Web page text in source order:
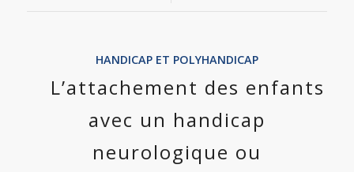
HANDICAP ET POLYHANDICAP
L’attachement des enfants
avec un handicap
neurologique ou